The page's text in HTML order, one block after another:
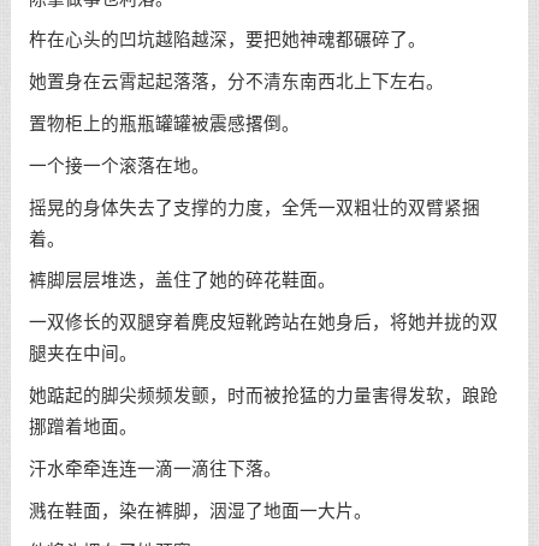
杵在心头的凹坑越陷越深，要把她神魂都碾碎了。
她置身在云霄起起落落，分不清东南西北上下左右。
置物柜上的瓶瓶罐罐被震感撂倒。
一个接一个滚落在地。
摇晃的身体失去了支撑的力度，全凭一双粗壮的双臂紧捆
着。
裤脚层层堆迭，盖住了她的碎花鞋面。
一双修长的双腿穿着麂皮短靴跨站在她身后，将她并拢的双
腿夹在中间。
她踮起的脚尖频频发颤，时而被抢猛的力量害得发软，踉跄
挪蹭着地面。
汗水牵牵连连一滴一滴往下落。
溅在鞋面，染在裤脚，洇湿了地面一大片。